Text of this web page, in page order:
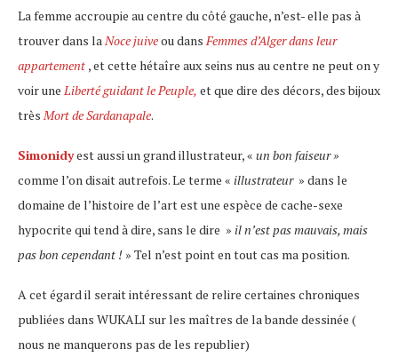
La femme accroupie au centre du côté gauche, n’est- elle pas à
trouver dans laNoce juiveou dans Femmes d’Alger dans leur
appartement , et cette hétaîre aux seins nus au centre ne peut on y
voir une Liberté guidant le Peuple, et que dire des décors, des bijoux
très Mort de Sardanapale.
Simonidyest aussi un grand illustrateur, « un bon faiseur »
comme l’on disait autrefois. Le terme « illustrateur» dans le
domaine de l’histoire de l’art est une espèce de cache-sexe
hypocrite qui tend à dire, sans le dire » il n’est pas mauvais, mais
pas bon cependant ! » Tel n’est point en tout cas ma position.
A cet égard il serait intéressant de relire certaines chroniques
publiées dans WUKALI sur les maîtres de la bande dessinée (
nous ne manquerons pas de les republier)